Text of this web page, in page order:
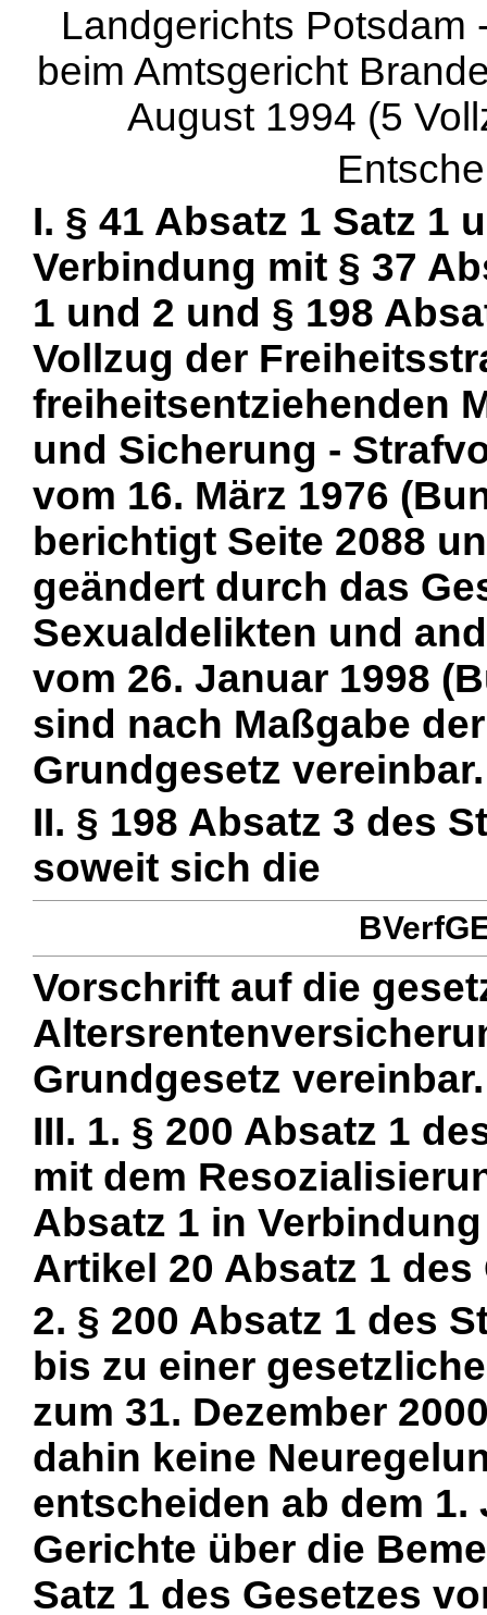
Landgerichts Potsdam
beim Amtsgericht
August 1994 (5
I. § 41 Absatz 1 Satz 1
Verbindung mit § 37
1 und 2 und § 198
Vollzug der
freiheitsentziehenden
und Sicherung -
vom 16. März 1976
berichtigt Seite 2088
geändert durch das
Sexualdelikten und
vom 26. Januar 1998
sind nach Maßgabe
Grundgesetz vereinbar.
II. § 198 Absatz 3 des
soweit sich die
Vorschrift auf die
Grundgesetz vereinbar.
III. 1. § 200 Absatz 1
mit dem
Absatz 1 in
Artikel 20 Absatz 1
2. § 200 Absatz 1 des
bis zu einer
zum 31. Dezember
dahin keine
entscheiden ab dem
Gerichte über die
Satz 1 des Gesetzes